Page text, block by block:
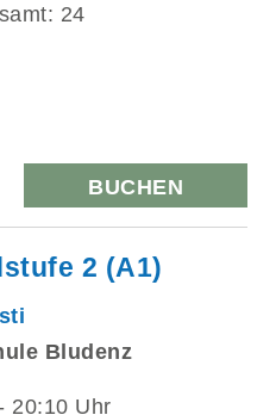
24
BUCHEN
2 (A1)
Bludenz
20:10 Uhr